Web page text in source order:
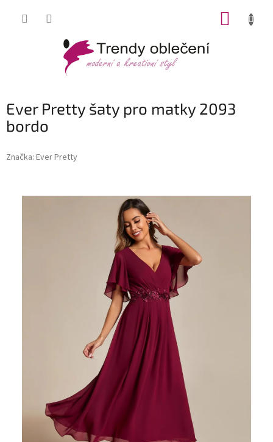
Ever Pretty šaty pro matky 2093
bordo
Značka: Ever Pretty